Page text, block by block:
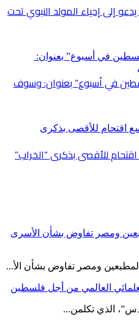
إلى إحياء المولد النبوي تحت
“فلسطين في أسبوع” بعنوان: وسوف
للأقصى بذكرى “الخراب”
ومصر تفاوض بشأن الأسرى
ومصر تفاوض بشأن الأ...
العالمي من أجل فلسطين
الذي تكلمن...